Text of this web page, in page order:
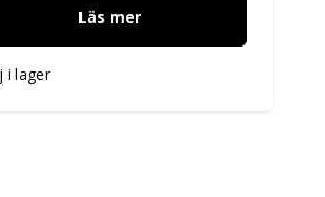
Läs mer
i lager